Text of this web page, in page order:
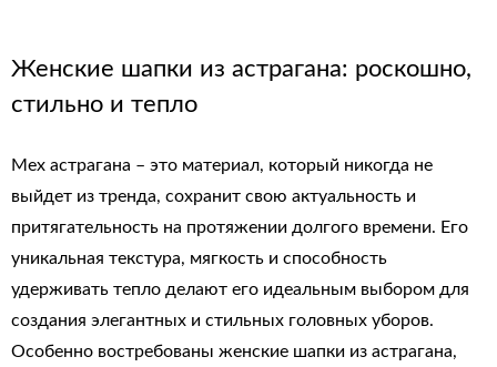
Женские шапки из астрагана: роскошно,
стильно и тепло
Мех астрагана – это материал, который никогда не
выйдет из тренда, сохранит свою актуальность и
притягательность на протяжении долгого времени. Его
уникальная текстура, мягкость и способность
удерживать тепло делают его идеальным выбором для
создания элегантных и стильных головных уборов.
Особенно востребованы женские шапки из астрагана,